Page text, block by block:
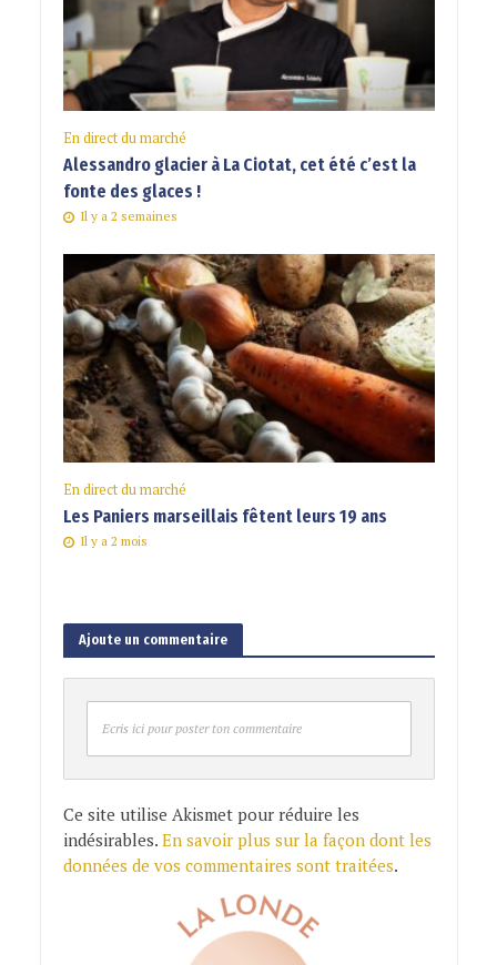
En direct du marché
Alessandro glacier à La Ciotat, cet été c’est la
fonte des glaces !
Il y a 2 semaines
En direct du marché
Les Paniers marseillais fêtent leurs 19 ans
Il y a 2 mois
Ajoute un commentaire
Ecris ici pour poster ton commentaire
Ce site utilise Akismet pour réduire les
indésirables. En savoir plus sur la façon dont les
données de vos commentaires sont traitées.